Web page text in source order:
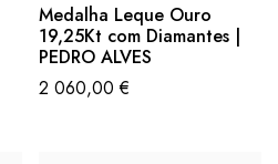
Medalha Leque Ouro
19,25Kt com Diamantes |
PEDRO ALVES
2 060,00€